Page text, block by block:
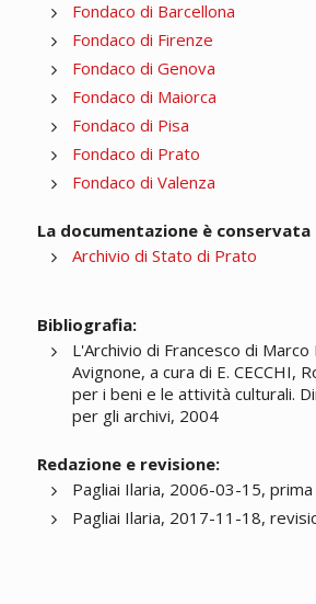
Fondaco di Barcellona
Fondaco di Firenze
Fondaco di Genova
Fondaco di Maiorca
Fondaco di Pisa
Fondaco di Prato
Fondaco di Valenza
La documentazione è conservata
Archivio di Stato di Prato
Bibliografia:
L'Archivio di Francesco di Marco
Avignone, a cura di E. CECCHI,
per i beni e le attività culturali.
per gli archivi, 2004
Redazione e revisione:
Pagliai Ilaria, 2006-03-15, prima
Pagliai Ilaria, 2017-11-18,